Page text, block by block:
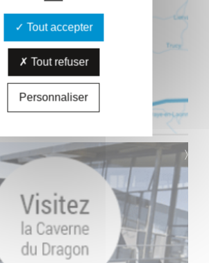
Tout accepter
Tout refuser
Personnaliser